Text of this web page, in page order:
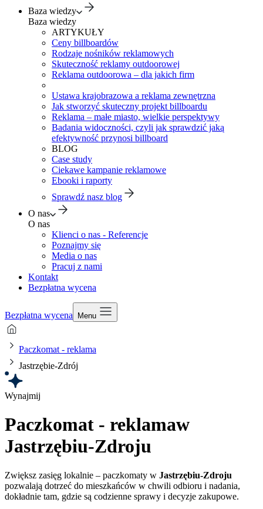
Baza wiedzy
Baza wiedzy
ARTYKUŁY
Ceny billboardów
Rodzaje nośników reklamowych
Skuteczność reklamy outdoorowej
Reklama outdoorowa – dla jakich firm
Ustawa krajobrazowa a reklama zewnętrzna
Jak stworzyć skuteczny projekt billboardu
Reklama – małe miasto, wielkie perspektywy
Badania widoczności, czyli jak sprawdzić jaką
efektywność przynosi billboard
BLOG
Case study
Ciekawe kampanie reklamowe
Ebooki i raporty
Sprawdź nasz blog
O nas
O nas
Klienci o nas - Referencje
Poznajmy się
Media o nas
Pracuj z nami
Kontakt
Bezpłatna wycena
Bezpłatna wycena Menu
Paczkomat - reklama
Jastrzębie-Zdrój
Wynajmij
Paczkomat - reklamaw
Jastrzębiu-Zdroju
Zwiększ zasięg lokalnie – paczkomaty w Jastrzębiu-Zdroju
pozwalają dotrzeć do mieszkańców w chwili odbioru i nadania,
dokładnie tam, gdzie są codzienne sprawy i decyzje zakupowe.